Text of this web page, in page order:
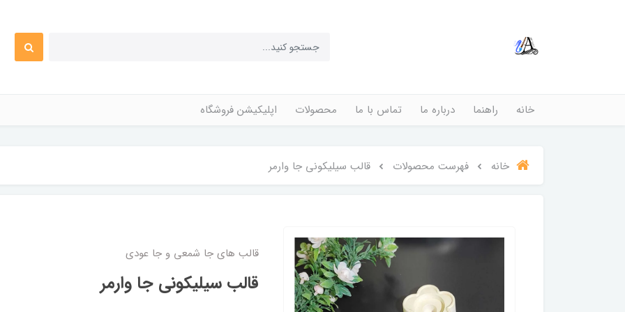
خانه راهنما درباره ما تماس با ما محصولات اپلیکیشن فروشگاه
خانه فهرست محصولات قالب سیلیکونی جا وارمر
قالب های جا شمعی و جا عودی
قالب سیلیکونی جا وارمر